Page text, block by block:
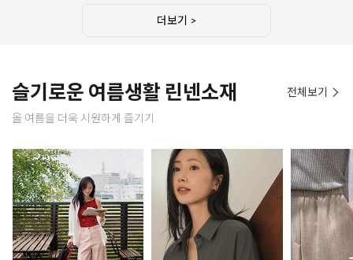
더보기 >
슬기로운 여름생활 린넨소재
올 여름을 더욱 시원하게 즐기기
전체보기